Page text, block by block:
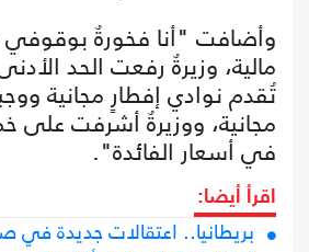
وأضافت "أنا فخورةٌ بوقوفي
مالية، وزيرةٌ رفعت الحد
تُقدم نوادي إفطارٍ مجانية
مجانية، ووزيرةٌ أشرفت
في أسعار الفائدة".
اقرأ أيضا:
بريطانيا.. اعتقالات جديدة